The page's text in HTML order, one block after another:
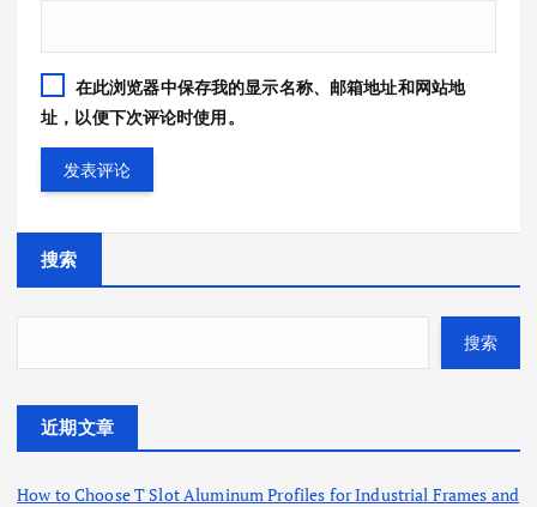
在此浏览器中保存我的显示名称、邮箱地址和网站地
址，以便下次评论时使用。
搜索
搜索
近期文章
How to Choose T Slot Aluminum Profiles for Industrial Frames and